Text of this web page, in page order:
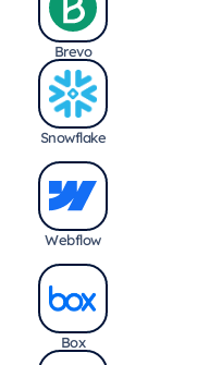
Brevo
Snowflake
Webflow
Box